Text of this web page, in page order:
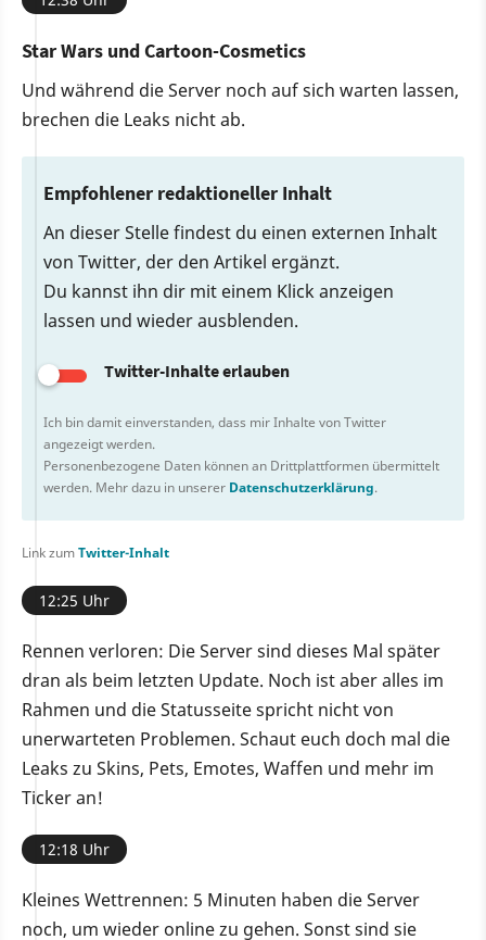
Star Wars und Cartoon-Cosmetics
Und während die Server noch auf sich warten lassen,
brechen die Leaks nicht ab.
Empfohlener redaktioneller Inhalt
An dieser Stelle findest du einen externen Inhalt
von Twitter, der den Artikel ergänzt.
Du kannst ihn dir mit einem Klick anzeigen
lassen und wieder ausblenden.
Twitter-Inhalte erlauben
Ich bin damit einverstanden, dass mir Inhalte von Twitter
angezeigt werden.
Personenbezogene Daten können an Drittplattformen übermittelt
werden. Mehr dazu in unserer Datenschutzerklärung.
Link zumTwitter-Inhalt
12:25 Uhr
Rennen verloren: Die Server sind dieses Mal später
dran als beim letzten Update. Noch ist aber alles im
Rahmen und die Statusseite spricht nicht von
unerwarteten Problemen. Schaut euch doch mal die
Leaks zu Skins, Pets, Emotes, Waffen und mehr im
Ticker an!
12:18 Uhr
Kleines Wettrennen: 5 Minuten haben die Server
noch, um wieder online zu gehen. Sonst sind sie